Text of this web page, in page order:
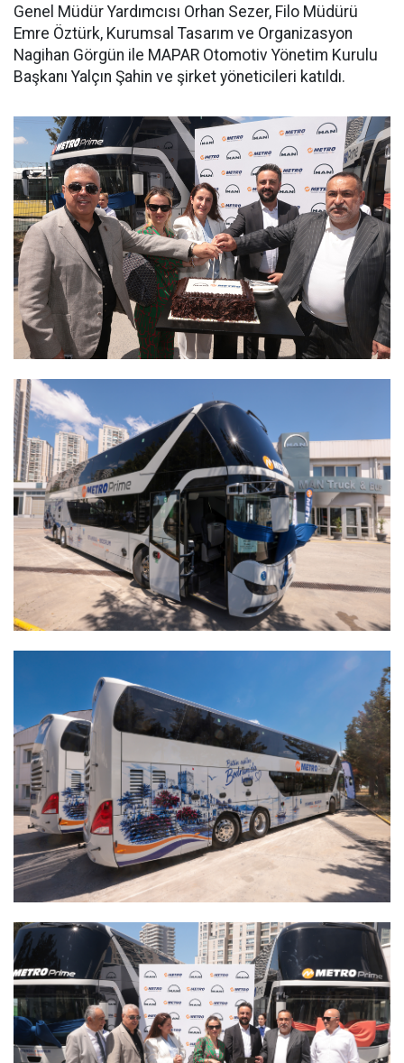
Genel Müdür Yardımcısı Orhan Sezer, Filo Müdürü
Emre Öztürk, Kurumsal Tasarım ve Organizasyon
Nagihan Görgün ile MAPAR Otomotiv Yönetim Kurulu
Başkanı Yalçın Şahin ve şirket yöneticileri katıldı.